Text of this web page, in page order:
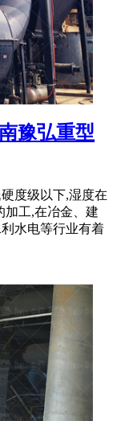
豫弘重型
度级以下,湿度在
加工,在冶金、建
水电等行业有着